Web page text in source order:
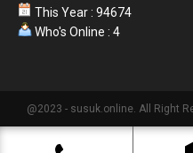
This Year : 94674
Who's Online : 4
@2023 - susuk.online. All Right